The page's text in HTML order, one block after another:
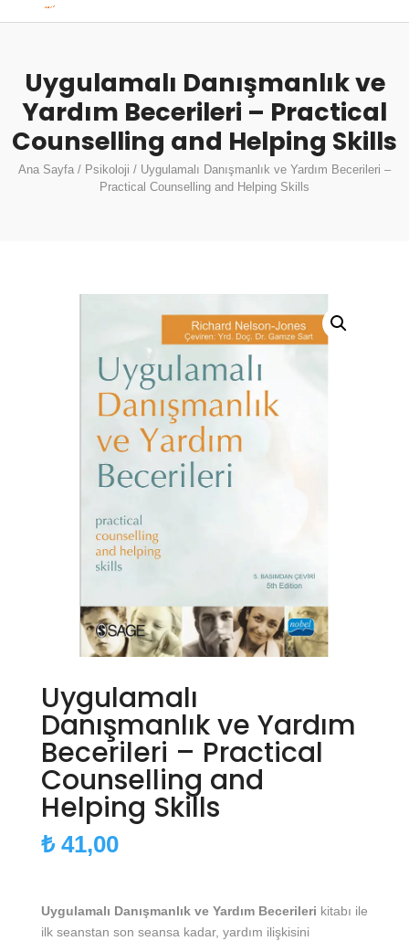
Uygulamalı Danışmanlık ve
Yardım Becerileri – Practical
Counselling and Helping Skills
Ana Sayfa / Psikoloji / Uygulamalı Danışmanlık ve Yardım Becerileri –
Practical Counselling and Helping Skills
Uygulamalı
Danışmanlık ve Yardım
Becerileri – Practical
Counselling and
Helping Skills
₺41,00
Uygulamalı Danışmanlık ve Yardım Becerileri kitabı ile
ilk seanstan son seansa kadar, yardım ilişkisini